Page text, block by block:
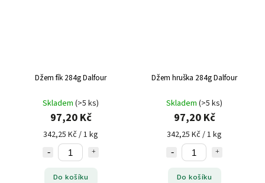
Džem fík 284g Dalfour
Skladem (>5 ks)
97,20 Kč
342,25 Kč / 1 kg
Do košíku
Džem hruška 284g Dalfour
Skladem (>5 ks)
97,20 Kč
342,25 Kč / 1 kg
Do košíku